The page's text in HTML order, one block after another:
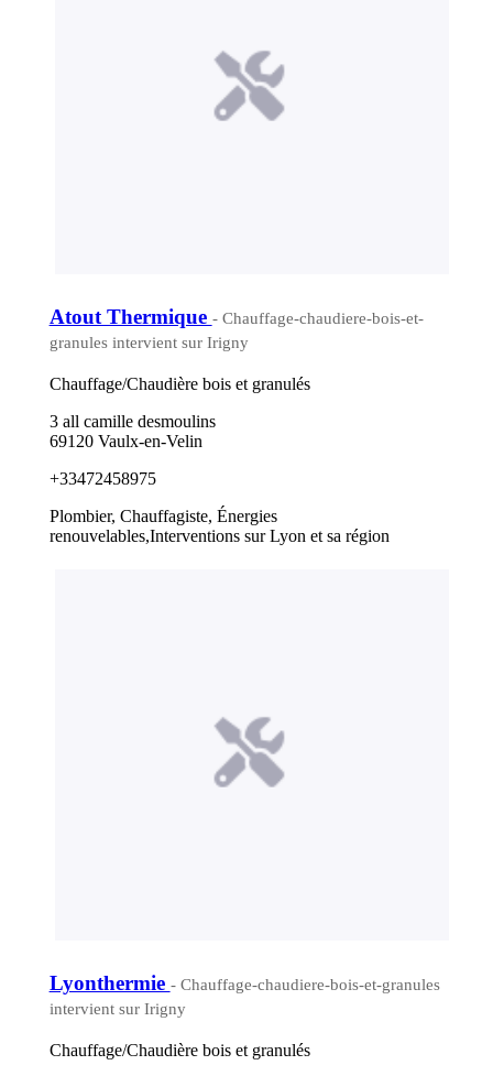
Atout Thermique - Chauffage-chaudiere-bois-et-
granules intervient sur Irigny
Chauffage/Chaudière bois et granulés
3 all camille desmoulins
69120 Vaulx-en-Velin
+33472458975
Plombier, Chauffagiste, Énergies
renouvelables,Interventions sur Lyon et sa région
Lyonthermie - Chauffage-chaudiere-bois-et-granules
intervient sur Irigny
Chauffage/Chaudière bois et granulés